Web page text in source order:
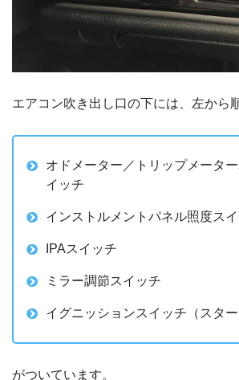
エアコン吹き出し口の下には、左から
オドメーター／トリップメータ
イッチ
インストルメントパネル照度ス
IPAスイッチ
ミラー調節スイッチ
イグニッションスイッチ（スター
がついています。